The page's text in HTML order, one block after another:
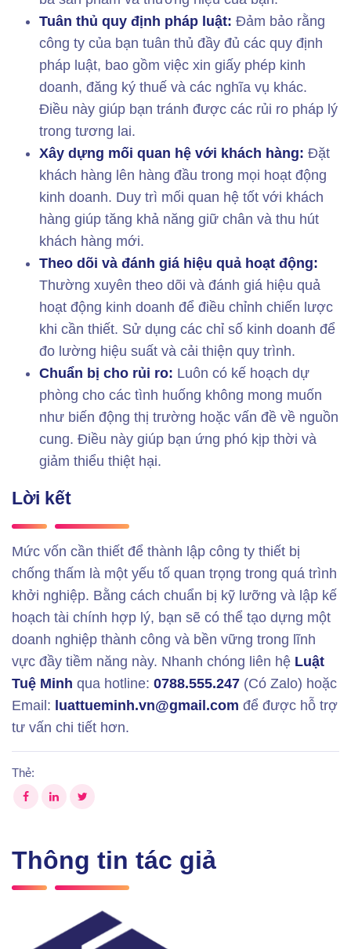
Tuân thủ quy định pháp luật: Đảm bảo rằng
công ty của bạn tuân thủ đầy đủ các quy định
pháp luật, bao gồm việc xin giấy phép kinh
doanh, đăng ký thuế và các nghĩa vụ khác.
Điều này giúp bạn tránh được các rủi ro pháp lý
trong tương lai.
Xây dựng mối quan hệ với khách hàng: Đặt
khách hàng lên hàng đầu trong mọi hoạt động
kinh doanh. Duy trì mối quan hệ tốt với khách
hàng giúp tăng khả năng giữ chân và thu hút
khách hàng mới.
Theo dõi và đánh giá hiệu quả hoạt động:
Thường xuyên theo dõi và đánh giá hiệu quả
hoạt động kinh doanh để điều chỉnh chiến lược
khi cần thiết. Sử dụng các chỉ số kinh doanh để
đo lường hiệu suất và cải thiện quy trình.
Chuẩn bị cho rủi ro: Luôn có kế hoạch dự
phòng cho các tình huống không mong muốn
như biến động thị trường hoặc vấn đề về nguồn
cung. Điều này giúp bạn ứng phó kịp thời và
giảm thiểu thiệt hại.
Lời kết
Mức vốn cần thiết để thành lập công ty thiết bị
chống thấm là một yếu tố quan trọng trong quá trình
khởi nghiệp. Bằng cách chuẩn bị kỹ lưỡng và lập kế
hoạch tài chính hợp lý, bạn sẽ có thể tạo dựng một
doanh nghiệp thành công và bền vững trong lĩnh
vực đầy tiềm năng này. Nhanh chóng liên hệ Luật
Tuệ Minh qua hotline: 0788.555.247 (Có Zalo) hoặc
Email: luattueminh.vn@gmail.com để được hỗ trợ
tư vấn chi tiết hơn.
Thẻ:
Thông tin tác giả